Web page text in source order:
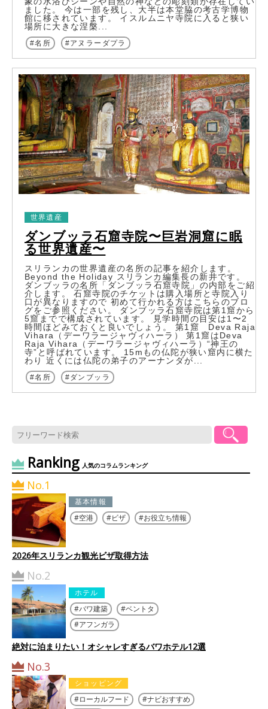
ました。 今は一部を残し、大半は本堂脇の考古学博物
館に移されています。 イスルムニヤ寺院に入ると狭い
場所に大きな涅槃...
名所 アヌラーダプラ
ダンブッラ石窟寺院〜巨岩洞窟に眠
る世界遺産〜
世界遺産
スリランカの世界遺産の名所の記事を紹介します。
Beyond the Holiday スリランカ編集長の新井です。
ダンブッラの名所「ダンブッラ石窟寺院」の内部をご紹
介します。 石窟寺院のチケットは購入場所と寺院入り
口が異なりますので 初めて行かれる方はこちらのブロ
グをご参照ください。 ダンブッラ石窟寺院は第1窟から
5窟までで構成されています。 見学時間の目安は1〜2
時間ほどみておくと良いでしょう。 第1窟 Deva Raja
Vihara（デーワラージャヴィハーラ） 第1窟はDeva
Raja Vihara（デーワラージャヴィハーラ）“神王の
寺”と呼ばれています。 15mもの仏陀が狭い窟内に横た
わり 近くには仏陀の弟子のアーナンダが...
名所 ダンブッラ
Ranking 人気のコラムランキング
No.1
基本情報
空港
ビザ お役立ち情報
2026年スリランカ観光ビザ取得方法
No.2
ホテル
バワ建築
ベントタ
アフンガラ
絶対に泊まりたい！オシャレすぎるバワホテル12選
No.3
ショッピング
ローカルフード
ナビおすすめ